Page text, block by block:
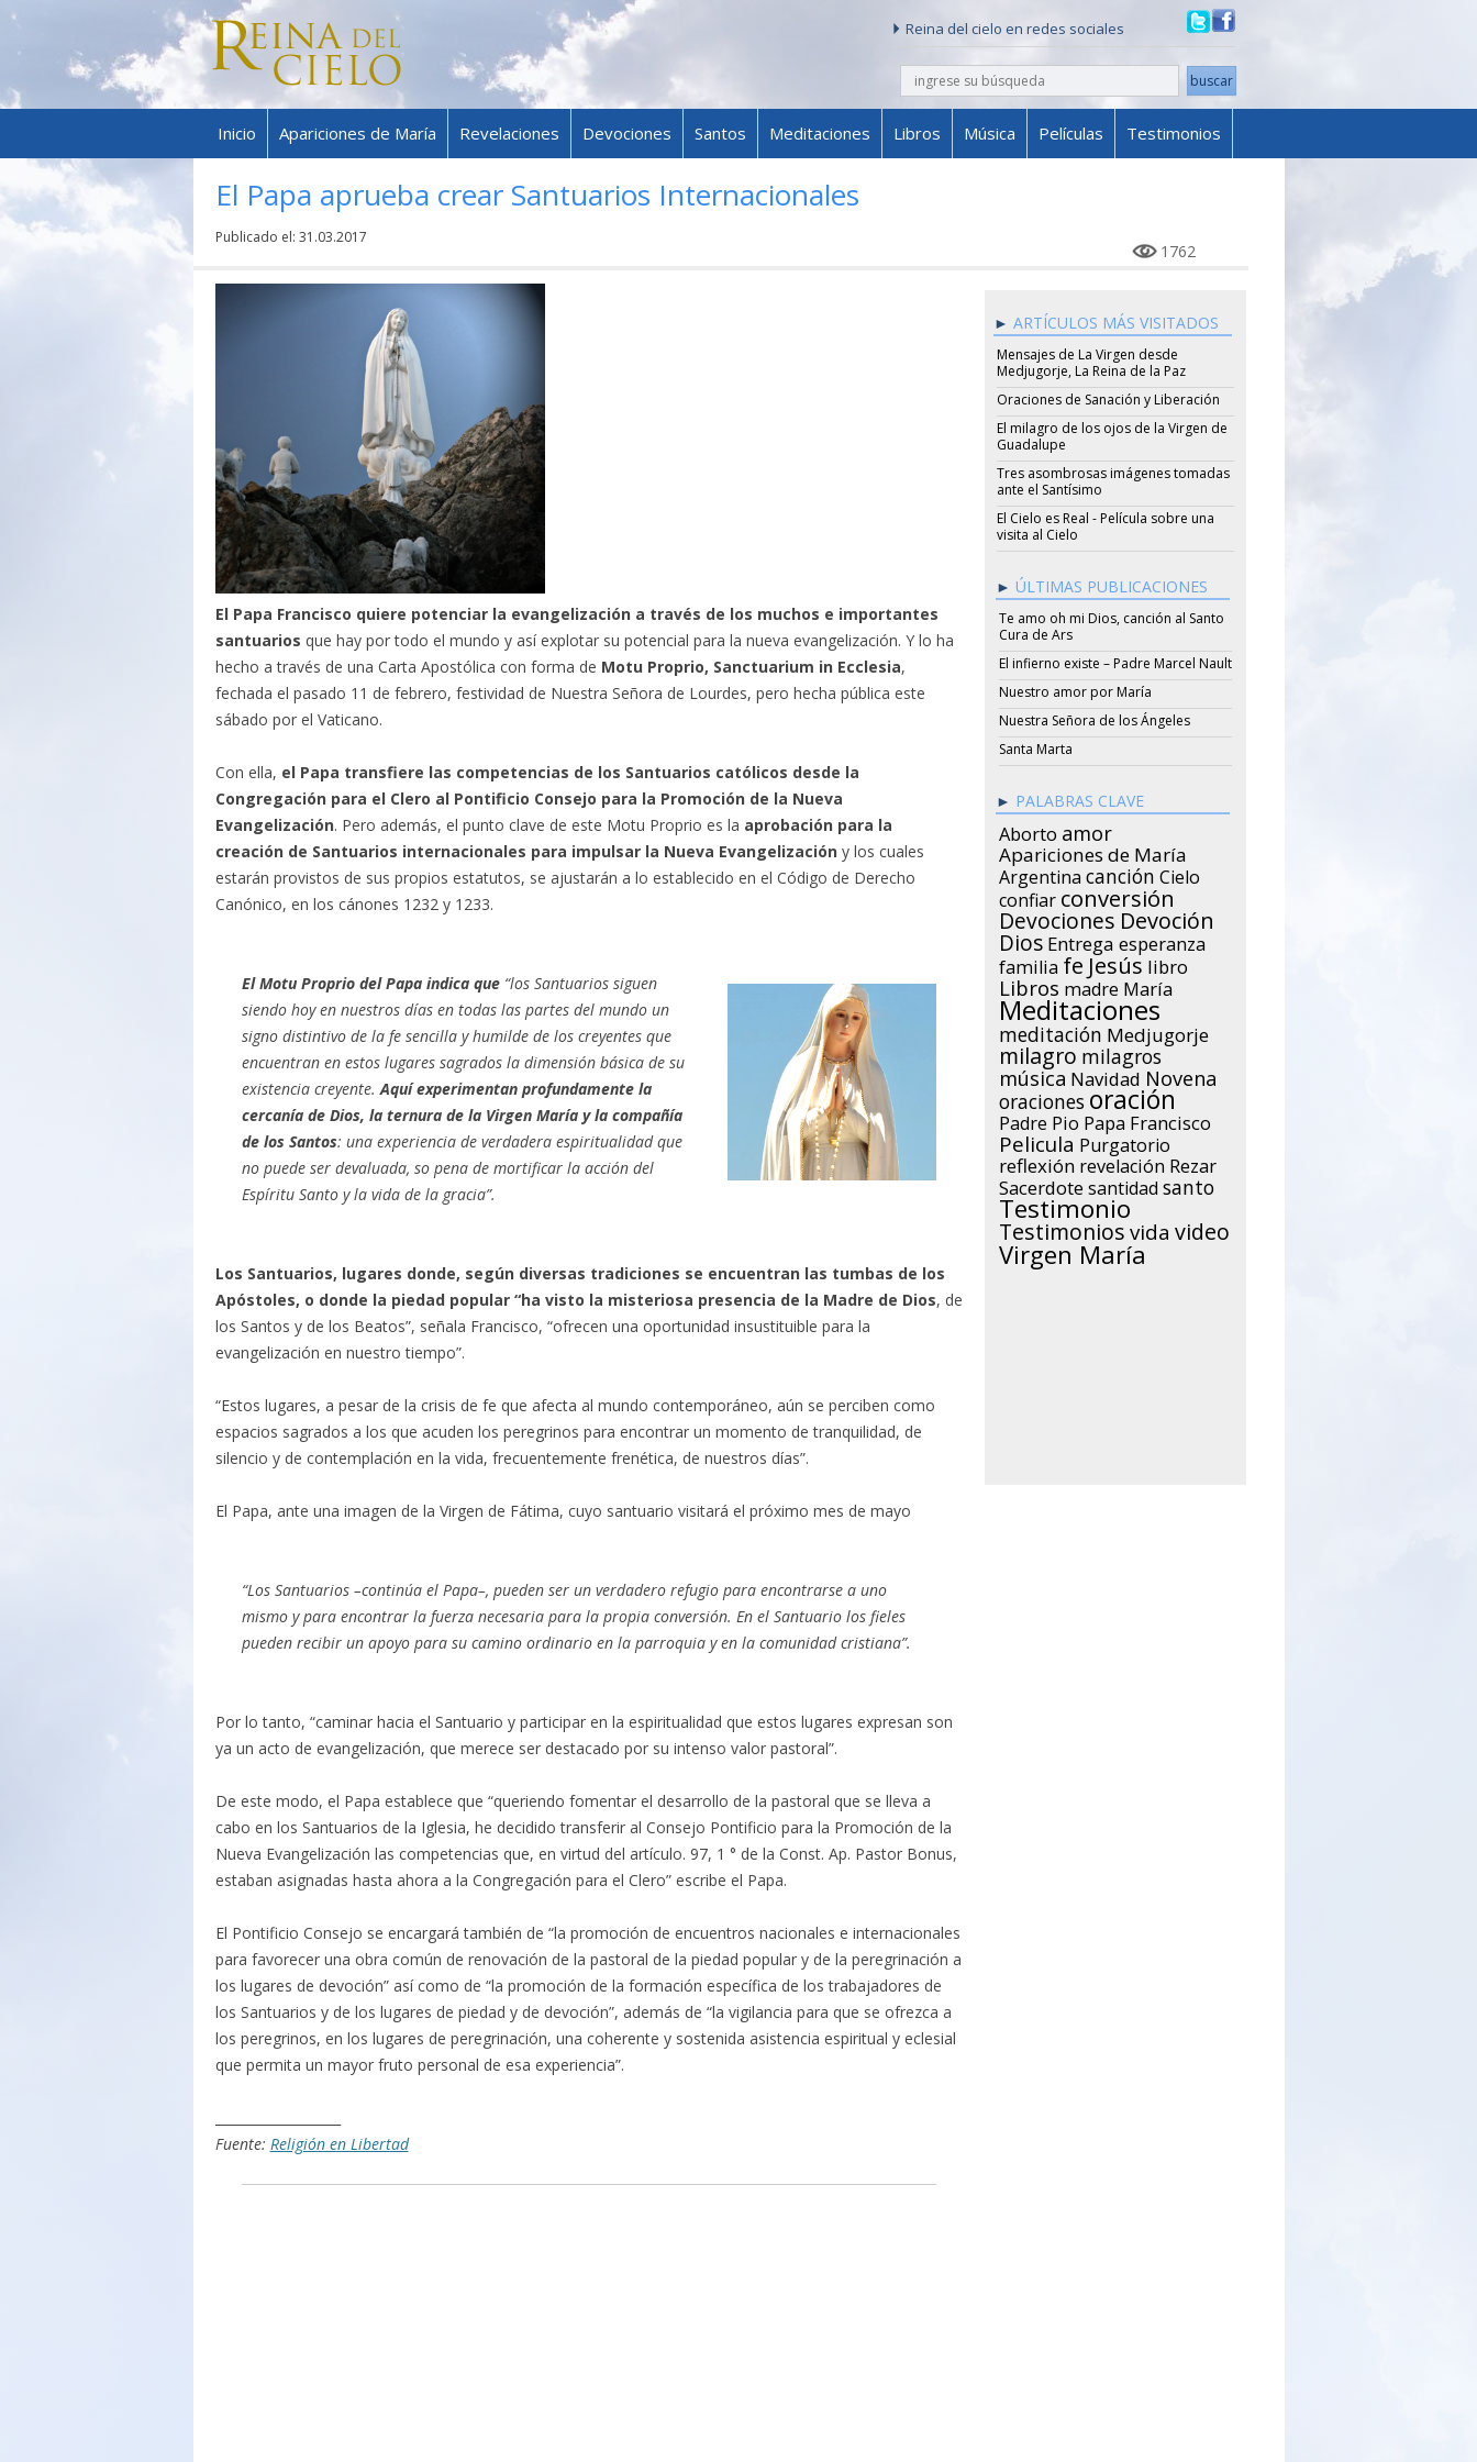
Reina del cielo en redes sociales
buscar
Skip to content
Inicio Apariciones de María Revelaciones Devociones Santos Meditaciones Libros Música Películas Testimonios
El Papa aprueba crear Santuarios Internacionales
Publicado el: 31.03.2017
1762
El Papa Francisco quiere potenciar la evangelización a través de los muchos e importantes
santuarios que hay por todo el mundo y así explotar su potencial para la nueva evangelización. Y lo ha
hecho a través de una Carta Apostólica con forma de Motu Proprio, Sanctuarium in Ecclesia,
fechada el pasado 11 de febrero, festividad de Nuestra Señora de Lourdes, pero hecha pública este
sábado por el Vaticano.
Con ella, el Papa transfiere las competencias de los Santuarios católicos desde la
Congregación para el Clero al Pontificio Consejo para la Promoción de la Nueva
Evangelización. Pero además, el punto clave de este Motu Proprio es la aprobación para la
creación de Santuarios internacionales para impulsar la Nueva Evangelizacióny los cuales
estarán provistos de sus propios estatutos, se ajustarán a lo establecido en el Código de Derecho
Canónico, en los cánones 1232 y 1233.
El Motu Proprio del Papa indica que“los Santuarios siguen
siendo hoy en nuestros días en todas las partes del mundo un
signo distintivo de la fe sencilla y humilde de los creyentes que
encuentran en estos lugares sagrados la dimensión básica de su
existencia creyente.Aquí experimentan profundamente la
cercanía de Dios, la ternura de la Virgen María y la compañía
de los Santos: una experiencia de verdadera espiritualidad que
no puede ser devaluada, so pena de mortificar la acción del
Espíritu Santo y la vida de la gracia”.
Los Santuarios, lugares donde, según diversas tradiciones se encuentran las tumbas de los
Apóstoles, o donde la piedad popular “ha visto la misteriosa presencia de la Madre de Dios, de
los Santos y de los Beatos”, señala Francisco, “ofrecen una oportunidad insustituible para la
evangelización en nuestro tiempo”.
“Estos lugares, a pesar de la crisis de fe que afecta al mundo contemporáneo, aún se perciben como
espacios sagrados a los que acuden los peregrinos para encontrar un momento de tranquilidad, de
silencio y de contemplación en la vida, frecuentemente frenética, de nuestros días”.
El Papa, ante una imagen de la Virgen de Fátima, cuyo santuario visitará el próximo mes de mayo
“Los Santuarios –continúa el Papa–, pueden ser un verdadero refugio para encontrarse a uno
mismo y para encontrar la fuerza necesaria para la propia conversión. En el Santuario los fieles
pueden recibir un apoyo para su camino ordinario en la parroquia y en la comunidad cristiana”.
Por lo tanto, “caminar hacia el Santuario y participar en la espiritualidad que estos lugares expresan son
ya un acto de evangelización, que merece ser destacado por su intenso valor pastoral”.
De este modo, el Papa establece que “queriendo fomentar el desarrollo de la pastoral que se lleva a
cabo en los Santuarios de la Iglesia, he decidido transferir al Consejo Pontificio para la Promoción de la
Nueva Evangelización las competencias que, en virtud del artículo. 97, 1 ° de la Const. Ap. Pastor Bonus,
estaban asignadas hasta ahora a la Congregación para el Clero” escribe el Papa.
El Pontificio Consejo se encargará también de “la promoción de encuentros nacionales e internacionales
para favorecer una obra común de renovación de la pastoral de la piedad popular y de la peregrinación a
los lugares de devoción” así como de “la promoción de la formación específica de los trabajadores de
los Santuarios y de los lugares de piedad y de devoción”, además de “la vigilancia para que se ofrezca a
los peregrinos, en los lugares de peregrinación, una coherente y sostenida asistencia espiritual y eclesial
que permita un mayor fruto personal de esa experiencia”.
Fuente: Religión en Libertad
ARTÍCULOS MÁS VISITADOS
Mensajes de La Virgen desde
Medjugorje, La Reina de la Paz
Oraciones de Sanación y Liberación
El milagro de los ojos de la Virgen de
Guadalupe
Tres asombrosas imágenes tomadas
ante el Santísimo
El Cielo es Real - Película sobre una
visita al Cielo
ÚLTIMAS PUBLICACIONES
Te amo oh mi Dios, canción al Santo
Cura de Ars
El infierno existe – Padre Marcel Nault
Nuestro amor por María
Nuestra Señora de los Ángeles
Santa Marta
PALABRAS CLAVE
Aborto amor
Apariciones de María
Argentina canción Cielo
confiar conversión
Devociones Devoción
Dios Entrega esperanza
familia fe Jesús libro
Libros madre María
Meditaciones
meditación Medjugorje
milagro milagros
música Navidad Novena
oraciones oración
Padre Pio Papa Francisco
Pelicula Purgatorio
reflexión revelación Rezar
Sacerdote santidad santo
Testimonio
Testimonios vida video
Virgen María